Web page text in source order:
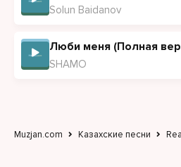
Solun Baidanov
Люби меня (Полная
SHAMO
Muzjan.com Казахские песни